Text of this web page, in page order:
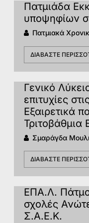
Πατμιάδα
υποψηφίων
Πατμιακά
ΔΙΑΒΆΣΤΕ
Γενικό
επιτυχίες
Εξαιρετικά
Τριτοβάθμια
Σμαράγδα
ΔΙΑΒΆΣΤΕ
ΕΠΑ.Λ.
σχολές
Σ.Α.Ε.Κ.